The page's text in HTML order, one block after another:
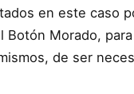
en este caso
Botón Morado,
de ser